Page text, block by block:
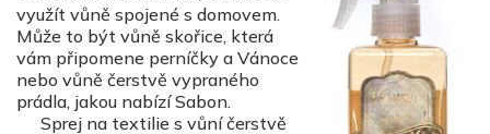
využít vůně spojené s domovem.
Může to být vůně skořice, která
vám připomene perníčky a Vánoce
nebo vůně čerstvě vypraného
prádla, jakou nabízí Sabon.
Sprej na textilie s vůní čerstvě